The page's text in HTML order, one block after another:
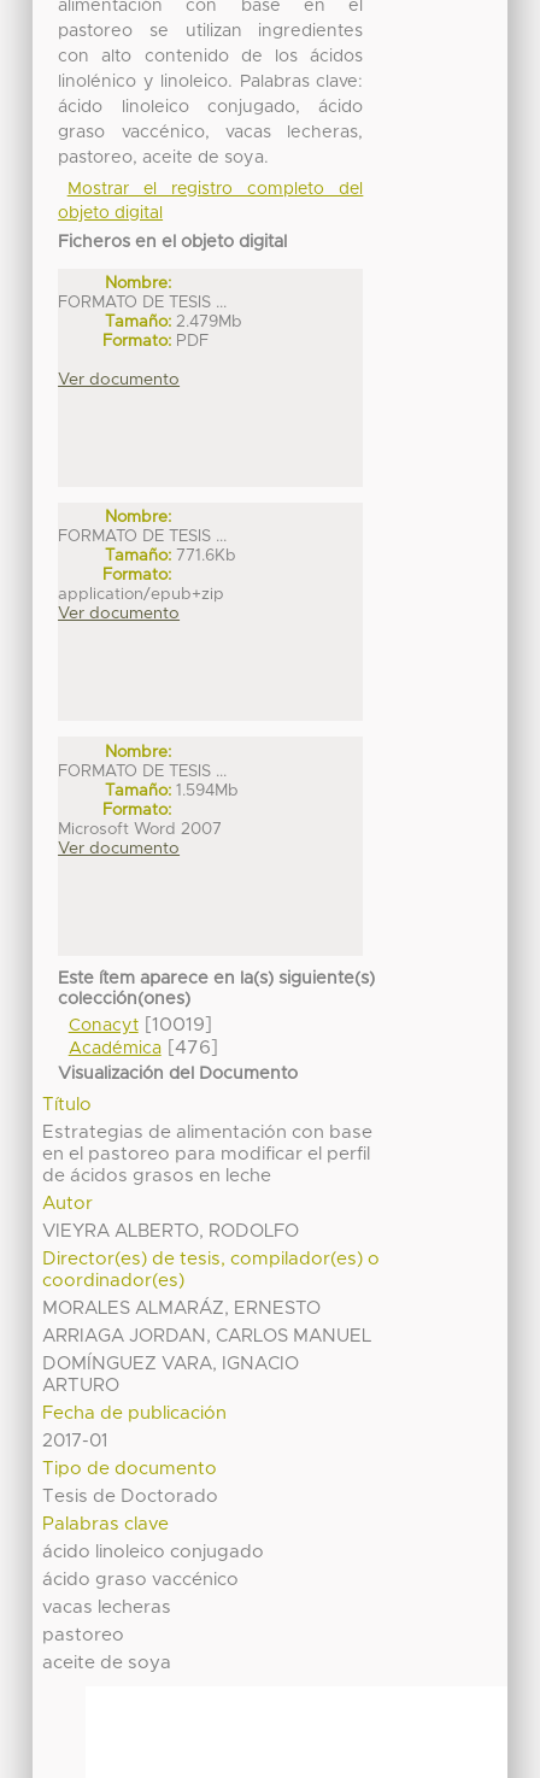
alimentación con base en el
pastoreo se utilizan ingredientes
con alto contenido de los ácidos
linolénico y linoleico. Palabras clave:
ácido linoleico conjugado, ácido
graso vaccénico, vacas lecheras,
pastoreo, aceite de soya.
Mostrar el registro completo del
objeto digital
Ficheros en el objeto digital
Nombre:
FORMATO DE TESIS ...
Tamaño: 2.479Mb
Formato: PDF
Ver documento
Nombre:
FORMATO DE TESIS ...
Tamaño: 771.6Kb
Formato:
application/epub+zip
Ver documento
Nombre:
FORMATO DE TESIS ...
Tamaño: 1.594Mb
Formato:
Microsoft Word 2007
Ver documento
Este ítem aparece en la(s) siguiente(s)
colección(ones)
Conacyt[10019]
Académica[476]
Visualización del Documento
Título
Estrategias de alimentación con base
en el pastoreo para modificar el perfil
de ácidos grasos en leche
Autor
VIEYRA ALBERTO, RODOLFO
Director(es) de tesis, compilador(es) o
coordinador(es)
MORALES ALMARÁZ, ERNESTO
ARRIAGA JORDAN, CARLOS MANUEL
DOMÍNGUEZ VARA, IGNACIO
ARTURO
Fecha de publicación
2017-01
Tipo de documento
Tesis de Doctorado
Palabras clave
ácido linoleico conjugado
ácido graso vaccénico
vacas lecheras
pastoreo
aceite de soya